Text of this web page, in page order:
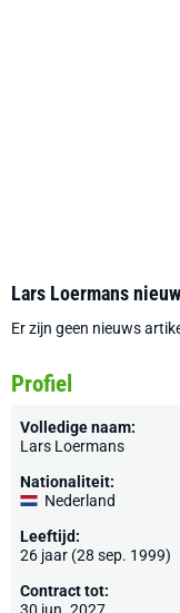
Lars Loermans
Er zijn geen nieuws
Profiel
Volledige naam:
Lars Loermans
Nationaliteit:
Nederland
Leeftijd:
26 jaar (28 sep. 1999)
Contract tot: